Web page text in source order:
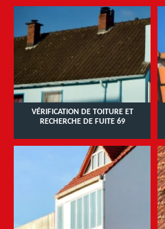
VÉRIFICATION DE TOITURE ET
RECHERCHE DE FUITE 69